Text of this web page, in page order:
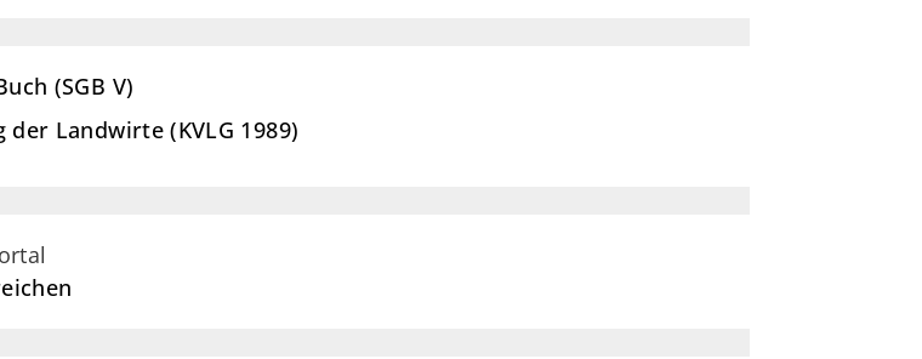
(SGB V)
Landwirte (KVLG 1989)